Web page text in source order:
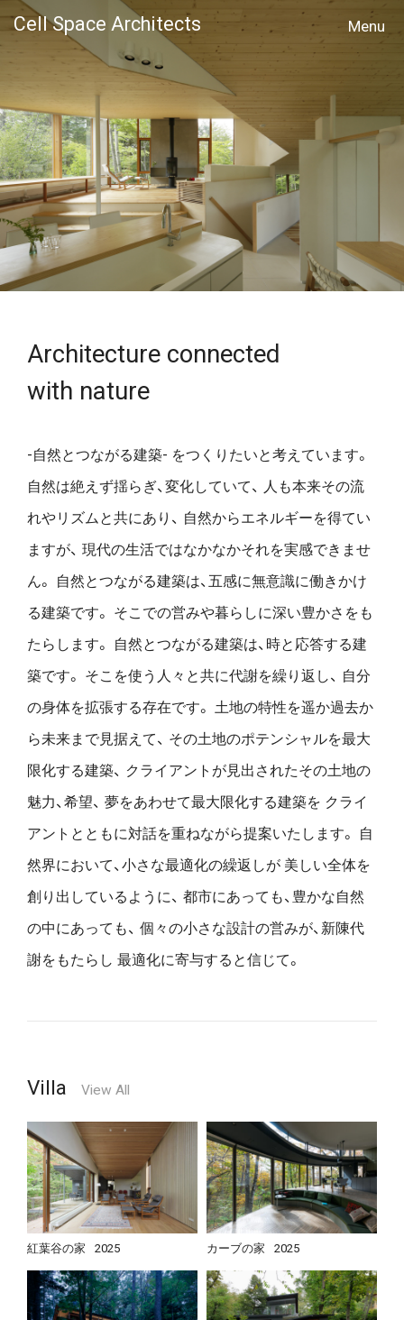
Cell Space Architects
Architecture connected
with nature
-自然とつながる建築- をつくりたいと考えています。
自然は絶えず揺らぎ、変化していて、
人も本来その流
れやリズムと共にあり、 自然からエネルギーを得てい
ますが、 現代の生活ではなかなかそれを実感できませ
ん。
自然とつながる建築は、五感に無意識に働きかけ
る建築です。 そこでの営みや暮らしに深い豊かさをも
たらします。
自然とつながる建築は、時と応答する建
築です。 そこを使う人々と共に代謝を繰り返し、 自分
の身体を拡張する存在です。 土地の特性を遥か過去か
ら未来まで見据えて、 その土地のポテンシャルを最大
限化する建築、 クライアントが見出されたその土地の
魅力、希望、 夢をあわせて最大限化する建築を クライ
アントとともに対話を重ねながら提案いたします。
自
然界において、小さな最適化の繰返しが 美しい全体を
創り出しているように、 都市にあっても、豊かな自然
の中にあっても、 個々の小さな設計の営みが、新陳代
謝をもたらし 最適化に寄与すると信じて。
Villa View All
紅葉谷の家 2025 カーブの家 2025